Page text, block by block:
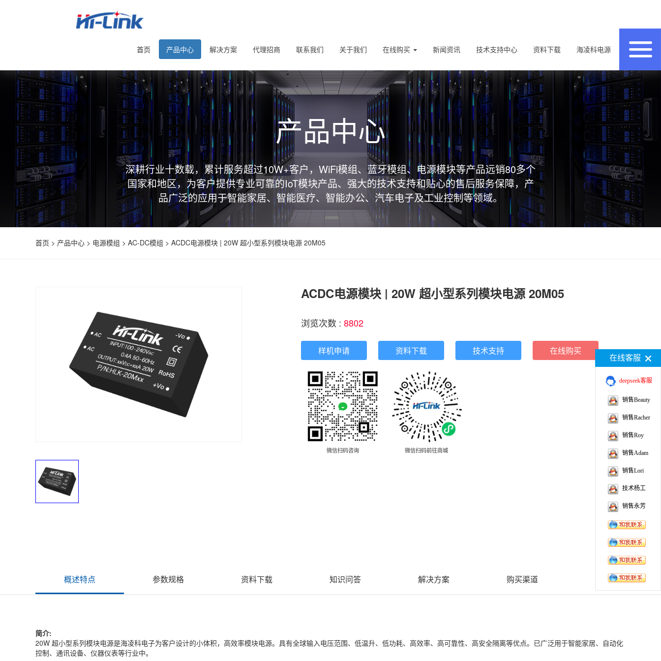
首页 产品中心 解决方案 代理招商 联系我们 关于我们 在线购买 新闻资讯 技术支持中心 资料下载 海凌科电源
产品中心
深耕行业十数载，累计服务超过10W+客户，WiFi模组、蓝牙模组、电源模块等产品远销80多个
国家和地区，为客户提供专业可靠的IoT模块产品、强大的技术支持和贴心的售后服务保障，产
品广泛的应用于智能家居、智能医疗、智能办公、汽车电子及工业控制等领域。
首页 > 产品中心 > 电源模组 > AC-DC模组 > ACDC电源模块 | 20W 超小型系列模块电源 20M05
ACDC电源模块 | 20W 超小型系列模块电源 20M05
浏览次数 : 8802
样机申请 资料下载 技术支持 在线购买
微信扫码咨询 微信扫码前往商城
概述特点 参数规格 资料下载 知识问答 解决方案 购买渠道
简介:
20W 超小型系列模块电源是海凌科电子为客户设计的小体积，高效率模块电源。具有全球输入电压范围、低温升、低功耗、高效率、高可靠性、高安全隔离等优点。已广泛用于智能家居、自动化
控制、通讯设备、仪器仪表等行业中。
在线客服
deepseek客服
销售Beauty
销售Racher
销售Roy
销售Adam
销售Lori
技术杨工
销售永芳